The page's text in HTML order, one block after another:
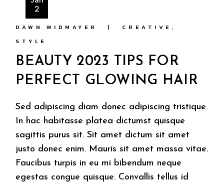
2
DAWN WIDMAYER
CREATIVE
STYLE
BEAUTY 2023 TIPS FOR
PERFECT GLOWING HAIR
Sed adipiscing diam donec adipiscing tristique.
In hac habitasse platea dictumst quisque
sagittis purus sit. Sit amet dictum sit amet
justo donec enim. Mauris sit amet massa vitae.
Faucibus turpis in eu mi bibendum neque
egestas congue quisque. Convallis tellus id